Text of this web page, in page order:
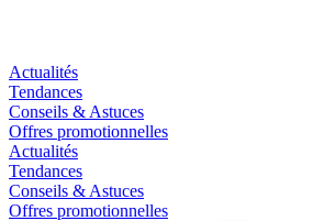
Actualités
Tendances
Conseils & Astuces
Offres promotionnelles
Actualités
Tendances
Conseils & Astuces
Offres promotionnelles